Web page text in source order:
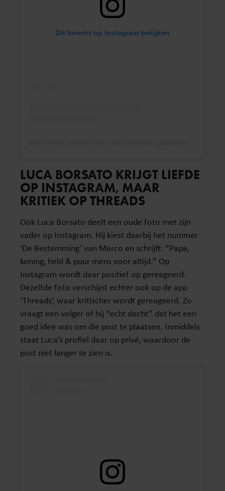
Dit bericht op Instagram bekijken
LUCA BORSATO KRIJGT LIEFDE
OP INSTAGRAM, MAAR
KRITIEK OP THREADS
Ook Luca Borsato deelt een oude foto met zijn
vader op Instagram. Hij kiest daarbij het nummer
‘De Bestemming’ van Marco en schrijft: “Papa,
koning, held & puur mens voor altijd.” Op
Instagram wordt daar positief op gereageerd.
Dezelfde foto verschijnt echter ook op de app
‘Threads’, waar kritischer wordt gereageerd. Zo
vraagt een volger of hij “echt dacht” dat het een
goed idee was om die post te plaatsen. Inmiddels
staat Luca’s profiel daar op privé, waardoor de
post niet langer te zien is.